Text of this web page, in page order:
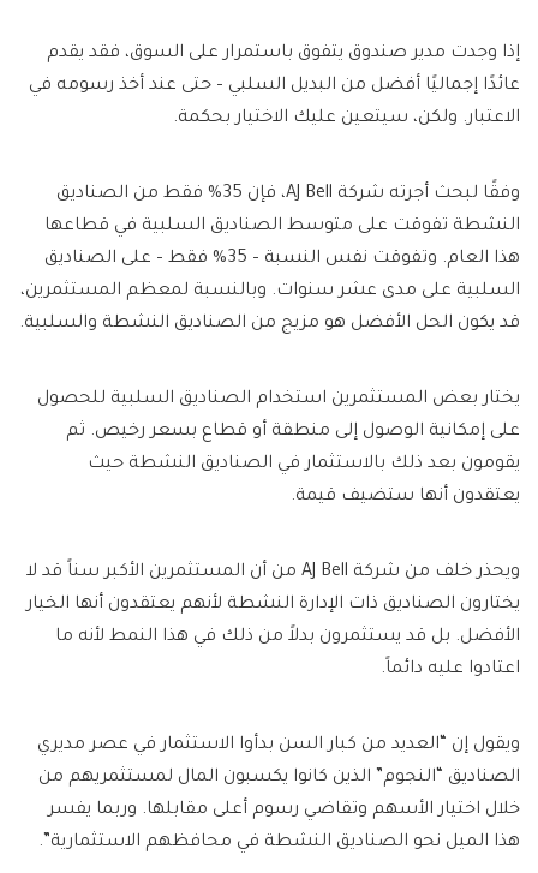
إذا وجدت مدير صندوق يتفوق باستمرار على السوق، فقد يقدم
عائدًا إجماليًا أفضل من البديل السلبي – حتى عند أخذ رسومه في
الاعتبار. ولكن، سيتعين عليك الاختيار بحكمة.
وفقًا لبحث أجرته شركة AJ Bell، فإن 35% فقط من الصناديق
النشطة تفوقت على متوسط ​​الصناديق السلبية في قطاعها
هذا العام. وتفوقت نفس النسبة – 35% فقط – على الصناديق
السلبية على مدى عشر سنوات. وبالنسبة لمعظم المستثمرين،
قد يكون الحل الأفضل هو مزيج من الصناديق النشطة والسلبية.
يختار بعض المستثمرين استخدام الصناديق السلبية للحصول
على إمكانية الوصول إلى منطقة أو قطاع بسعر رخيص. ثم
يقومون بعد ذلك بالاستثمار في الصناديق النشطة حيث
يعتقدون أنها ستضيف قيمة.
ويحذر خلف من شركة AJ Bell من أن المستثمرين الأكبر سناً قد لا
يختارون الصناديق ذات الإدارة النشطة لأنهم يعتقدون أنها الخيار
الأفضل. بل قد يستثمرون بدلاً من ذلك في هذا النمط لأنه ما
اعتادوا عليه دائماً.
ويقول إن “العديد من كبار السن بدأوا الاستثمار في عصر مديري
الصناديق “النجوم” الذين كانوا يكسبون المال لمستثمريهم من
خلال اختيار الأسهم وتقاضي رسوم أعلى مقابلها. وربما يفسر
هذا الميل نحو الصناديق النشطة في محافظهم الاستثمارية”.